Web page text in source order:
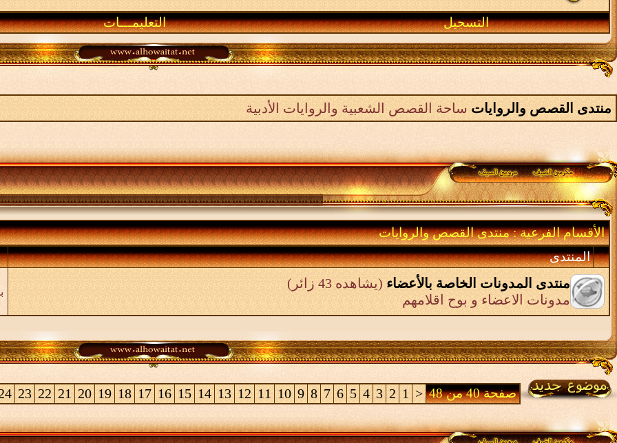
التسجيل التعليمـــات
منتدى القصص والروايات ساحة القصص الشعبية والروايات الأدبية
الأقسام الفرعية: منتدى القصص والروايات
المنتدى
منتدى المدونات الخاصة بالأعضاء (يشاهده 43 زائر)
مدونات الاعضاء و بوح اقلامهم
صفحة 40 من 48 <
1
2
3
4
5
6
7
8
9
10
11
12
13
14
15
16
17
18
19
20
21
22
23